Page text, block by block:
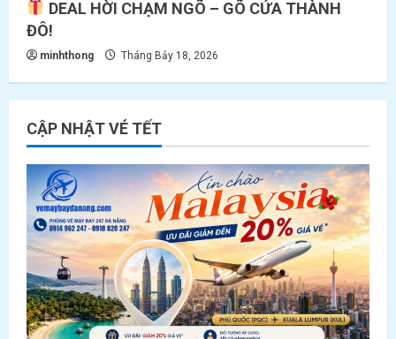
DEAL HỜI CHẠM NGÕ – GÕ CỬA THÀNH
ĐÔ!
minhthong Tháng Bảy 18, 2026
CẬP NHẬT VÉ TẾT